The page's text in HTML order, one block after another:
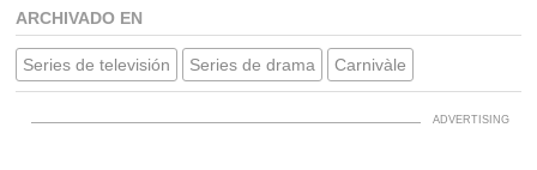
ARCHIVADO EN
Series de televisión Series de drama Carnivàle